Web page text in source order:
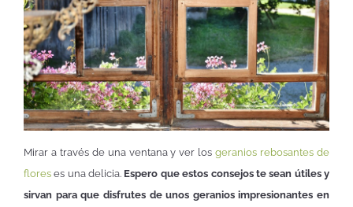
Mirar a través de una ventana y ver losgeranios rebosantes de
flores es una delicia. Espero que estos consejos te sean útiles y
sirvan para que disfrutes de unos geranios impresionantes en